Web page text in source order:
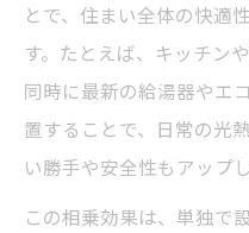
とで、住まい全体の快適
す。たとえば、キッチン
同時に最新の給湯器やエ
置することで、日常の光
い勝手や安全性もアップし
この相乗効果は、単独で